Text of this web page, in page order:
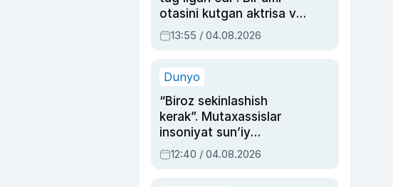
otasini kutgan aktrisa va
dublyaj ustasi Rimma
Ahmedovaning
13:55 / 04.08.2026
Dunyo
“Biroz sekinlashish
kerak”. Mutaxassislar
insoniyat sun’iy
intellektni boshqara
olmay qolishidan xavotir
12:40 / 04.08.2026